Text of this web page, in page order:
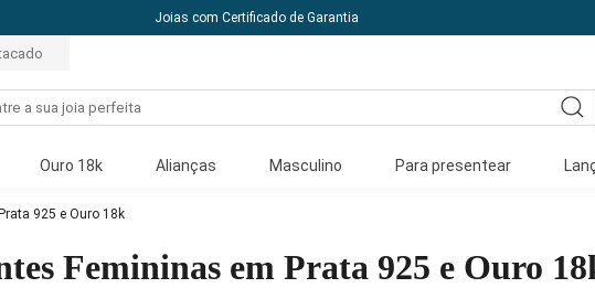
10% off com o cupom: PRIMEIRACOMPRA
Ouro 18k Alianças Masculino Para presentear
925 e Ouro 18k
Femininas em Prata 925 e Ouro